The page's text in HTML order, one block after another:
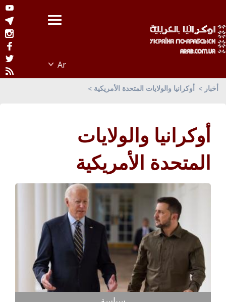
أخبار أوكرانيا والولايات المتحدة الأمريكية
أوكرانيا والولايات
المتحدة الأمريكية